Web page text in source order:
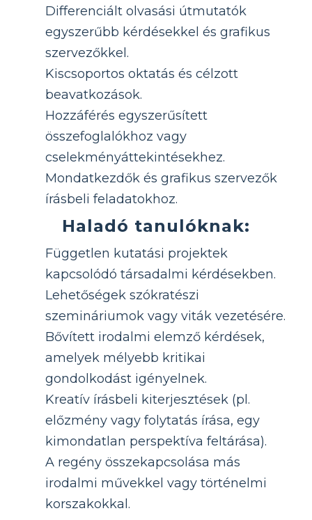
Differenciált olvasási útmutatók
egyszerűbb kérdésekkel és grafikus
szervezőkkel.
Kiscsoportos oktatás és célzott
beavatkozások.
Hozzáférés egyszerűsített
összefoglalókhoz vagy
cselekményáttekintésekhez.
Mondatkezdők és grafikus szervezők
írásbeli feladatokhoz.
Haladó tanulóknak:
Független kutatási projektek
kapcsolódó társadalmi kérdésekben.
Lehetőségek szókratészi
szemináriumok vagy viták vezetésére.
Bővített irodalmi elemző kérdések,
amelyek mélyebb kritikai
gondolkodást igényelnek.
Kreatív írásbeli kiterjesztések (pl.
előzmény vagy folytatás írása, egy
kimondatlan perspektíva feltárása).
A regény összekapcsolása más
irodalmi művekkel vagy történelmi
korszakokkal.